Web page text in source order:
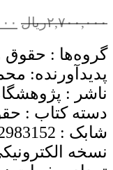
۲,۷۰۰,۰۰۰ریال
گروه‌ها : حقوق
پدیدآورنده:
ناشر :
دسته کتاب :
شابک :
نسخه